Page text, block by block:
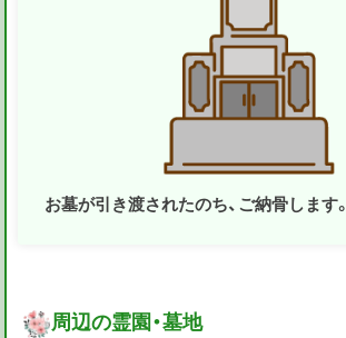
お墓が引き渡されたのち、ご納骨します。
周辺の霊園・墓地